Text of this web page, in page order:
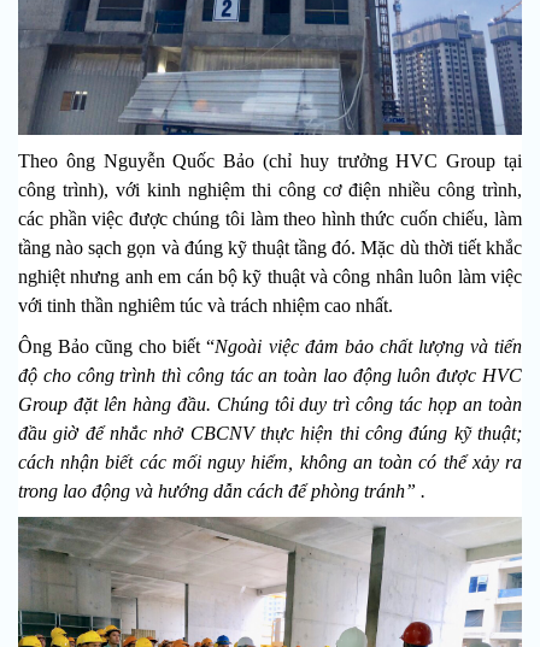
Theo ông Nguyễn Quốc Bảo (chỉ huy trưởng HVC Group tại
công trình), với kinh nghiệm thi công cơ điện nhiều công trình,
các phần việc được chúng tôi làm theo hình thức cuốn chiếu, làm
tầng nào sạch gọn và đúng kỹ thuật tầng đó. Mặc dù thời tiết khắc
nghiệt nhưng anh em cán bộ kỹ thuật và công nhân luôn làm việc
với tinh thần nghiêm túc và trách nhiệm cao nhất.
Ông Bảo cũng cho biết “Ngoài việc đảm bảo chất lượng và tiến
độ cho công trình thì công tác an toàn lao động luôn được HVC
Group đặt lên hàng đầu. Chúng tôi duy trì công tác họp an toàn
đầu giờ để nhắc nhở CBCNV thực hiện thi công đúng kỹ thuật;
cách nhận biết các mối nguy hiểm, không an toàn có thể xảy ra
trong lao động và hướng dẫn cách để phòng tránh” .